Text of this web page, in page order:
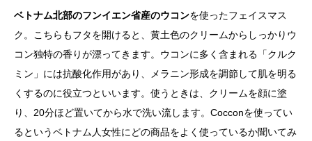
ベトナム北部のフンイエン省産のウコンを使ったフェイスマス
ク。こちらもフタを開けると、黄土色のクリームからしっかりウ
コン独特の香りが漂ってきます。ウコンに多く含まれる「クルク
ミン」には抗酸化作用があり、メラニン形成を調節して肌を明る
くするのに役立つといいます。使うときは、クリームを顔に塗
り、20分ほど置いてから水で洗い流します。Cocconを使ってい
るというベトナム人女性にどの商品をよく使っているか聞いてみ